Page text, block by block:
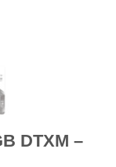
DTXM –